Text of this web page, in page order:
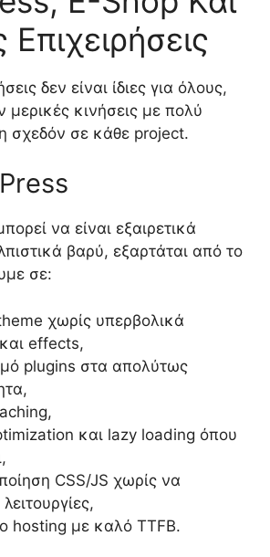
Επιχειρήσεις
δεν είναι ίδιες για όλους,
κινήσεις με πολύ
σχεδόν σε κάθε project.
να είναι εξαιρετικά
βαρύ, εξαρτάται από το
σε:
χωρίς υπερβολικά
effects,
plugins στα απολύτως
και lazy loading όπου
CSS/JS χωρίς να
hosting με καλό TTFB.